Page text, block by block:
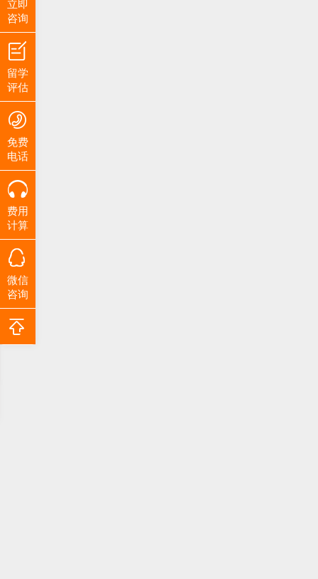
立即
咨询
留学
评估
免费
电话
费用
计算
微信
咨询